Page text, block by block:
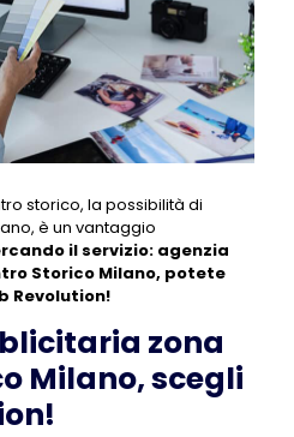
storico, la possibilità di
è un vantaggio
il servizio: agenzia
Storico Milano, potete
Revolution!
zona
Milano, scegli